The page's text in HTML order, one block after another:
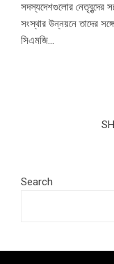
সদস্যদেশগুলোর নেতৃবৃন্দের
সংস্থার উন্নয়নে তাদের
সিএমজি...
Search